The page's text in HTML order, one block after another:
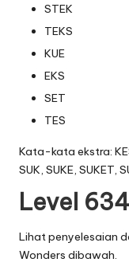
STEK
TEKS
KUE
EKS
SET
TES
Kata-kata ekstra:
SUK, SUKE, SUKET,
Level 634
Lihat penyelesaian
Wonders dibawah.